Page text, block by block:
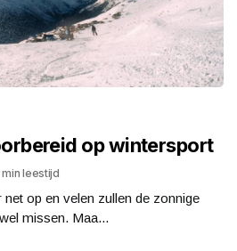
op wintersport
min leestijd
op en velen zullen de zonnige
missen. Maa...